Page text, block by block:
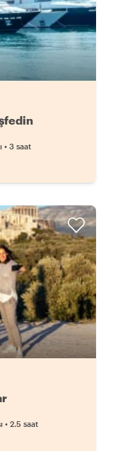
• 3 saat
• 2.5 saat